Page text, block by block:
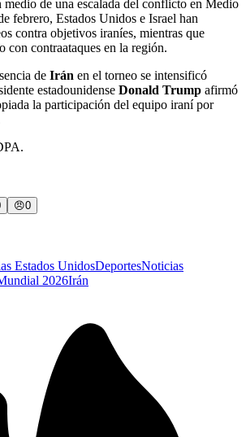
medio de una escalada del conflicto en Medio
febrero, Estados Unidos e Israel han
contra objetivos iraníes, mientras que
con contraataques en la región.
de Irán en el torneo se intensificó
estadounidense Donald Trump afirmó
la participación del equipo iraní por
😠0
Estados UnidosDeportesNoticias
2026Irán